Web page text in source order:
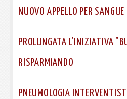
NUOVO APPELLO PER
PROLUNGATA L'INIZIATIVA
RISPARMIANDO
PNEUMOLOGIA